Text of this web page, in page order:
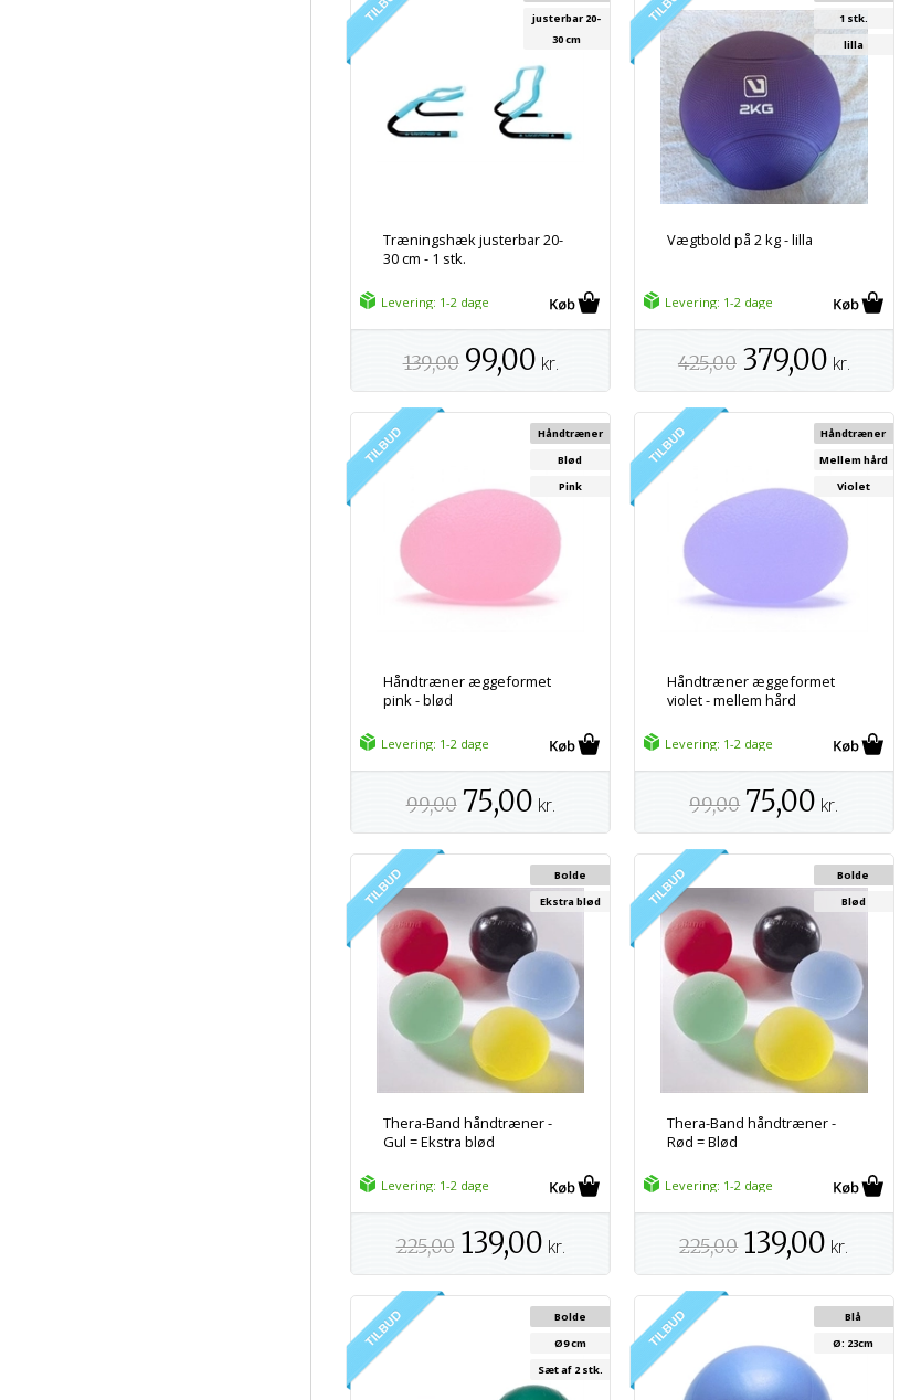
Træningshæk justerbar 20-
30 cm - 1 stk.
justerbar 20-
30 cm
Levering: 1-2 dage
139,00 99,00 kr.
Vægtbold på 2 kg - lilla
1 stk.
lilla
Levering: 1-2 dage
425,00 379,00 kr.
Håndtræner æggeformet
pink - blød
Håndtræner
Blød
Pink
Levering: 1-2 dage
99,00 75,00 kr.
Håndtræner æggeformet
violet - mellem hård
Håndtræner
Mellem hård
Violet
Levering: 1-2 dage
99,00 75,00 kr.
Thera-Band håndtræner -
Gul = Ekstra blød
Bolde
Ekstra blød
Levering: 1-2 dage
225,00 139,00 kr.
Thera-Band håndtræner -
Rød = Blød
Bolde
Blød
Levering: 1-2 dage
225,00 139,00 kr.
Bolde
Ø9 cm
Sæt af 2 stk.
Blå
Ø: 23cm